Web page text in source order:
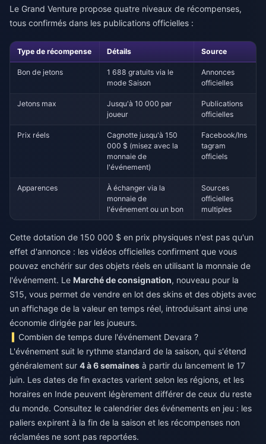
Le Grand Venture propose quatre niveaux de récompenses,
tous confirmés dans les publications officielles :
Type de récompense Détails Source
Bon de jetons
1 688 gratuits via le
mode Saison
Annonces
officielles
Jetons max
Jusqu'à 10 000 par
joueur
Publications
officielles
Prix réels
Cagnotte jusqu'à 150
000 $ (misez avec la
monnaie de
l'événement)
Facebook/Ins
tagram
officiels
Apparences
À échanger via la
monnaie de
l'événement ou un bon
Sources
officielles
multiples
Cette dotation de 150 000 $ en prix physiques n'est pas qu'un
effet d'annonce : les vidéos officielles confirment que vous
pouvez enchérir sur des objets réels en utilisant la monnaie de
l'événement. Le Marché de consignation, nouveau pour la
S15, vous permet de vendre en lot des skins et des objets avec
un affichage de la valeur en temps réel, introduisant ainsi une
économie dirigée par les joueurs.
Combien de temps dure l'événement Devara ?
L'événement suit le rythme standard de la saison, qui s'étend
généralement sur 4 à 6 semaines à partir du lancement le 17
juin. Les dates de fin exactes varient selon les régions, et les
horaires en Inde peuvent légèrement différer de ceux du reste
du monde. Consultez le calendrier des événements en jeu : les
paliers expirent à la fin de la saison et les récompenses non
réclamées ne sont pas reportées.